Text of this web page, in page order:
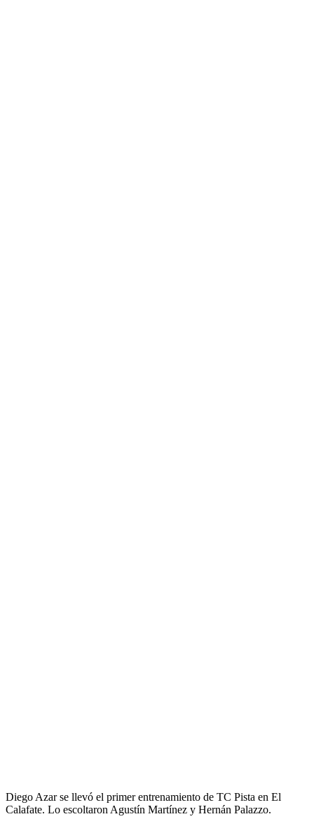
Diego Azar se llevó el primer entrenamiento de TC Pista en El
Calafate. Lo escoltaron Agustín Martínez y Hernán Palazzo.